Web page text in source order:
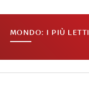
MONDO: I PIÙ LETTI